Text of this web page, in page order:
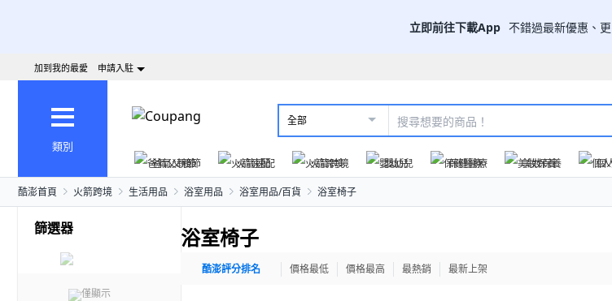
立即前往下載App 不錯過最新優惠、
加到我的最愛 申請入駐
類別
全部
爸氣父親節
火箭速配 火箭跨境 嬰幼兒 保健醫療 美妝保養 個
酷澎首頁 火箭跨境 生活用品 浴室用品 浴室用品/百貨 浴室椅子
篩選器
僅顯示
浴室椅子
酷澎評分排名 價格最低 價格最高 最熱銷 最新上架